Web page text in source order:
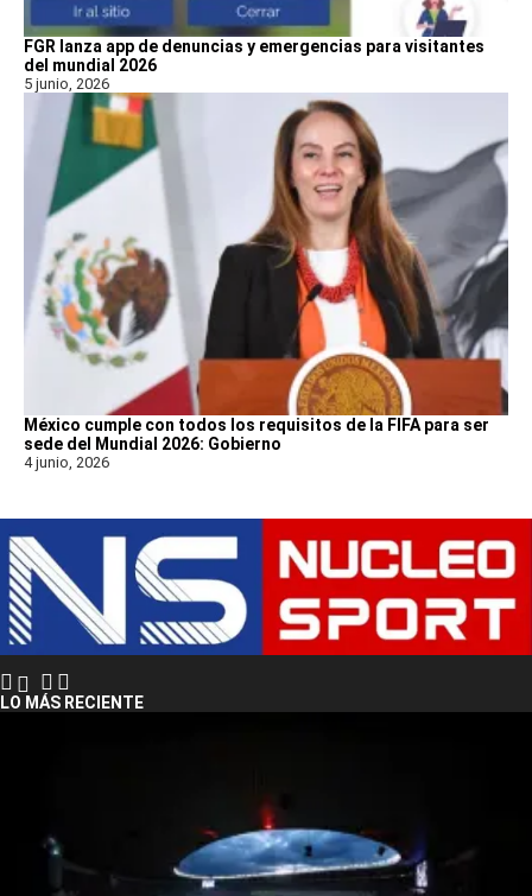
FGR lanza app de denuncias y emergencias para visitantes
del mundial 2026
5 junio, 2026
México cumple con todos los requisitos de la FIFA para ser
sede del Mundial 2026: Gobierno
4 junio, 2026
LO MÁS RECIENTE